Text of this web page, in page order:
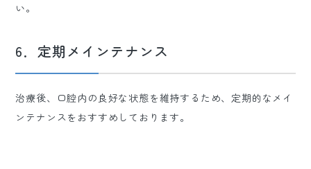
い。
6．定期メインテナンス
治療後、口腔内の良好な状態を維持するため、定期的なメイ
ンテナンスをおすすめしております。